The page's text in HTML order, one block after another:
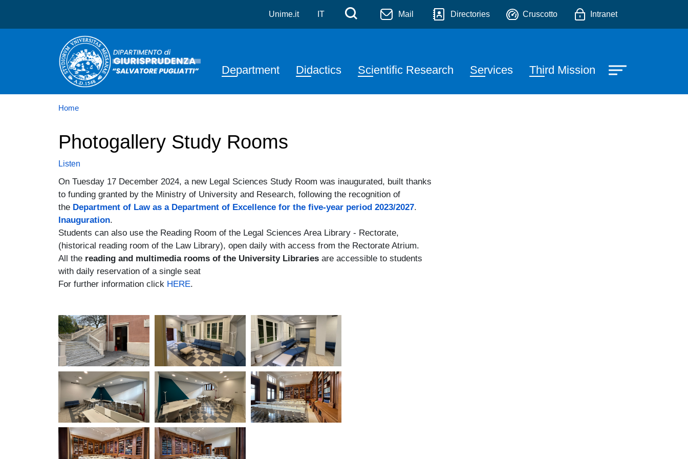
Skip to main content
Dipartimento di Giurisprudenza Salvatore Pugliatti
Unime.it IT Menù di servizio
Cerca Mail Directories Cruscotto Intranet
Navigazione principale
Department Didactics Scientific Research Services Third Mission
Home
Photogallery Study Rooms
Listen
On Tuesday 17 December 2024, a new Legal Sciences Study Room was inaugurated, built thanks
to funding granted by the Ministry of University and Research, following the recognition of
the Department of Law as a Department of Excellence for the five-year period 2023/2027.
Inauguration.
Students can also use the Reading Room of the Legal Sciences Area Library - Rectorate,
(historical reading room of the Law Library), open daily with access from the Rectorate Atrium.
All the reading and multimedia rooms of the University Libraries are accessible to students
with daily reservation of a single seat
For further information click HERE.